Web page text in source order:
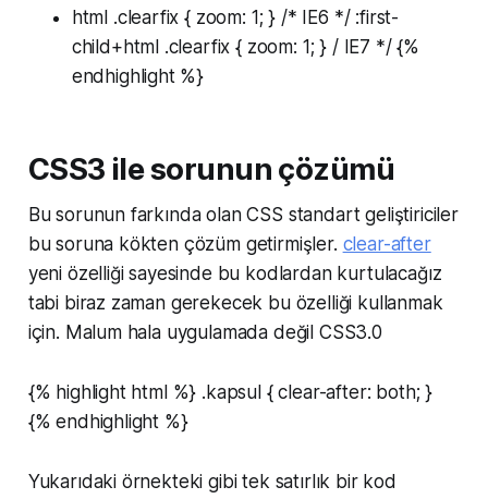
html .clearfix { zoom: 1; } /* IE6 */ :first-
child+html .clearfix { zoom: 1; } /IE7 */ {%
endhighlight %}
CSS3 ile sorunun çözümü
Bu sorunun farkında olan CSS standart geliştiriciler
bu soruna kökten çözüm getirmişler. clear-after
yeni özelliği sayesinde bu kodlardan kurtulacağız
tabi biraz zaman gerekecek bu özelliği kullanmak
için. Malum hala uygulamada değil CSS3.0
{% highlight html %} .kapsul { clear-after: both; }
{% endhighlight %}
Yukarıdaki örnekteki gibi tek satırlık bir kod